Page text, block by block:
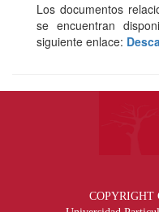
Los documentos
se encuentran
siguiente enlace:
COPYRIGHT